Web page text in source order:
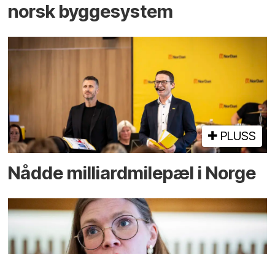
norsk bygge­system
PLUSS
Nådde milliard­­milepæl i Norge